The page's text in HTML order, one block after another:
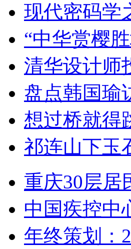
现代密码
“中华赏樱
清华设计师
盘点韩国瑜
想过桥就得
祁连山下玉
重庆30层
中国疾控中
年终策划：